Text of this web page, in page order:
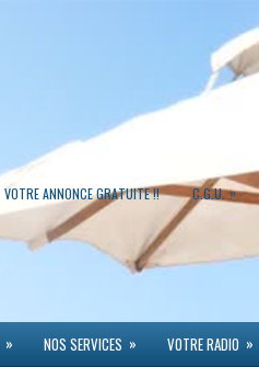
VOTRE ANNONCE GRATUITE !! C.G.U. »
» NOS SERVICES » VOTRE RADIO »